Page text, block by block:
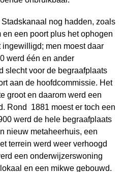
nog hadden, zoals
een poort plus het ophogen
men moest daar
werd één en ander
slecht voor de begraafplaats
aan de hoofdcommissie. Het
groot en daarom werd een
Rond 1881 moest er toch een
werd de hele begraafplaats
nieuw metaheerhuis, een
terrein werd weer verhoogd
een onderwijzerswoning
en een mikwe gebouwd.